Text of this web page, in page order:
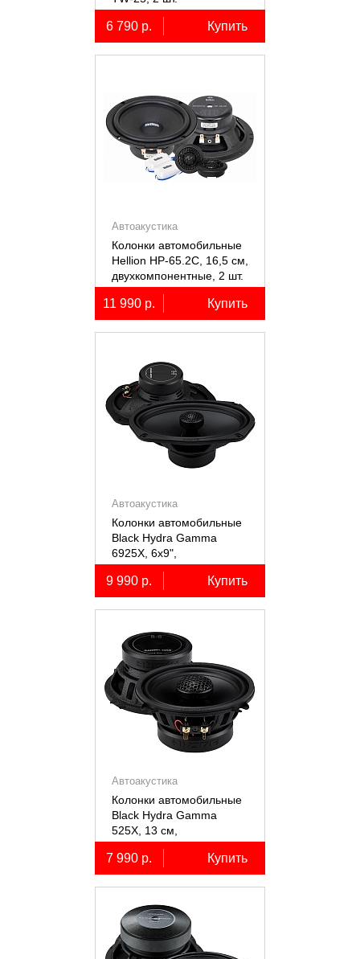
6 790 р. Купить
Автоакустика
Колонки автомобильные
Hellion HP-65.2С, 16,5 см,
двухкомпонентные, 2 шт.
11 990 р. Купить
Автоакустика
Колонки автомобильные
Black Hydra Gamma
6925X, 6х9",
коаксиальные
двухполосные, 2 шт.
9 990 р. Купить
Автоакустика
Колонки автомобильные
Black Hydra Gamma
525X, 13 см,
коаксиальные
двухполосные, 2 шт.
7 990 р. Купить